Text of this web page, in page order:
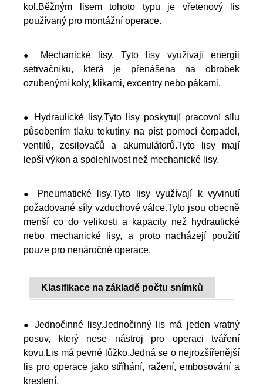
kol.Běžným lisem tohoto typu je vřetenový lis
používaný pro montážní operace.
●
Mechanické lisy. Tyto lisy využívají energii
setrvačníku, která je přenášena na obrobek
ozubenými koly, klikami, excentry nebo pákami.
●
Hydraulické lisy.Tyto lisy poskytují pracovní sílu
působením tlaku tekutiny na píst pomocí čerpadel,
ventilů, zesilovačů a akumulátorů.Tyto lisy mají
lepší výkon a spolehlivost než mechanické lisy.
●
Pneumatické lisy.Tyto lisy využívají k vyvinutí
požadované síly vzduchové válce.Tyto jsou obecně
menší co do velikosti a kapacity než hydraulické
nebo mechanické lisy, a proto nacházejí použití
pouze pro nenáročné operace.
Klasifikace na základě počtu snímků
● Jednočinné lisy.Jednočinný lis má jeden vratný
posuv, který nese nástroj pro operaci tváření
kovu.Lis má pevné lůžko.Jedná se o nejrozšířenější
lis pro operace jako stříhání, ražení, embosování a
kreslení.